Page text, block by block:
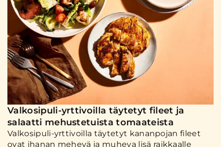
Valkosipuli-yrttivoilla täytetyt fileet ja
salaatti mehustetuista tomaateista
Valkosipuli-yrttivoilla täytetyt kananpojan fileet
ovat ihanan mehevä ja muheva lisä raikkaalle